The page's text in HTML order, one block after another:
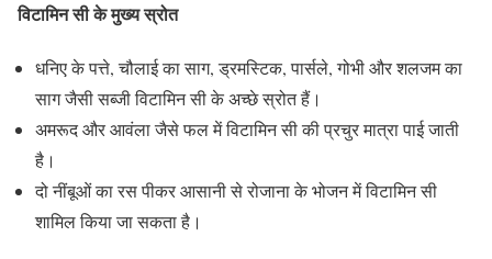
विटामिन सी के मुख्य स्रोत
धनिए के पत्ते, चौलाई का साग, ड्रमस्टिक, पार्सले, गोभी और शलजम का
साग जैसी सब्जी विटामिन सी के अच्छे स्रोत हैं।
अमरूद और आवंला जैसे फल में विटामिन सी की प्रचुर मात्रा पाई जाती
है।
दो नींबूओं का रस पीकर आसानी से रोजाना के भोजन में विटामिन सी
शामिल किया जा सकता है।